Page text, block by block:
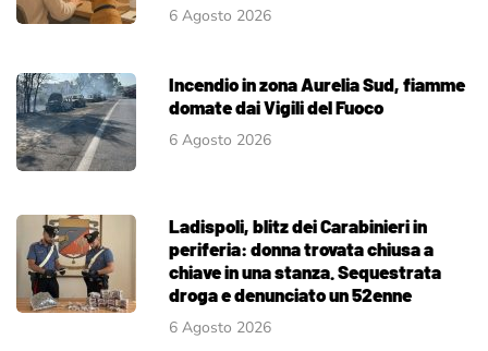
6 Agosto 2026
Incendio in zona Aurelia Sud, fiamme
domate dai Vigili del Fuoco
6 Agosto 2026
Ladispoli, blitz dei Carabinieri in
periferia: donna trovata chiusa a
chiave in una stanza. Sequestrata
droga e denunciato un 52enne
6 Agosto 2026